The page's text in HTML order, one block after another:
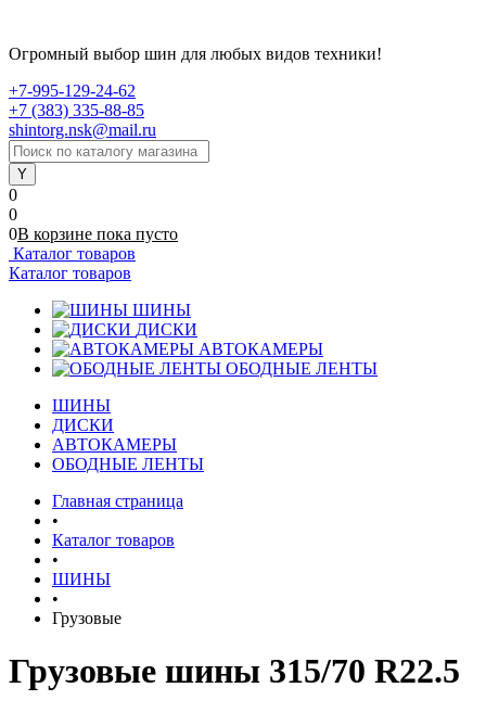
Огромный выбор шин для любых видов техники!
+7-995-129-24-62
+7 (383) 335-88-85
shintorg.nsk@mail.ru
0
0
0В корзине пока пусто
Каталог товаров
Каталог товаров
ШИНЫ
ДИСКИ
АВТОКАМЕРЫ
ОБОДНЫЕ ЛЕНТЫ
ШИНЫ
ДИСКИ
АВТОКАМЕРЫ
ОБОДНЫЕ ЛЕНТЫ
Главная страница
•
Каталог товаров
•
ШИНЫ
•
Грузовые
Грузовые шины 315/70 R22.5